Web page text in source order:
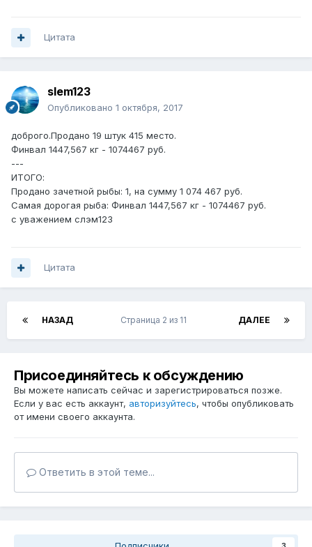
Цитата
slem123
Опубликовано 1 октября, 2017
доброго.Продано 19 штук 415 место.
Финвал 1447,567 кг - 1074467 руб.
---
ИТОГО:
Продано зачетной рыбы: 1, на сумму 1 074 467 руб.
Самая дорогая рыба: Финвал 1447,567 кг - 1074467 руб.
с уважением слэм123
Цитата
НАЗАД ДАЛЕЕ
Страница 2 из 11
Присоединяйтесь к обсуждению
Вы можете написать сейчас и зарегистрироваться позже.
Если у вас есть аккаунт, авторизуйтесь, чтобы опубликовать
от имени своего аккаунта.
Ответить в этой теме...